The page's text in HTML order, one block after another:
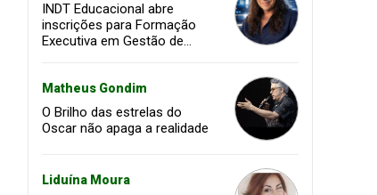
INDT Educacional abre
inscrições para Formação
Executiva em Gestão de
inovação
Matheus Gondim
O Brilho das estrelas do
Oscar não apaga a realidade
Liduína Moura